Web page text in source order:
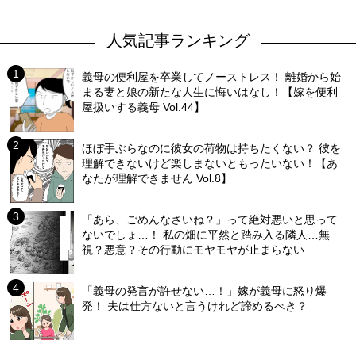
人気記事ランキング
義母の便利屋を卒業してノーストレス！ 離婚から始
まる妻と娘の新たな人生に悔いはなし！【嫁を便利
屋扱いする義母 Vol.44】
ほぼ手ぶらなのに彼女の荷物は持ちたくない？ 彼を
理解できないけど楽しまないともったいない！【あ
なたが理解できません Vol.8】
「あら、ごめんなさいね？」って絶対悪いと思って
ないでしょ…！ 私の畑に平然と踏み入る隣人…無
視？悪意？その行動にモヤモヤが止まらない
「義母の発言が許せない…！」嫁が義母に怒り爆
発！ 夫は仕方ないと言うけれど諦めるべき？